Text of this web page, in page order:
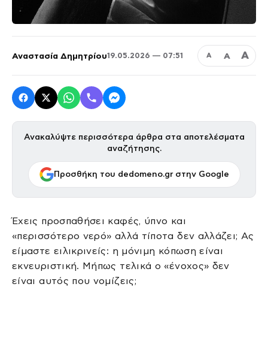
Αναστασία Δημητρίου19.05.2026 — 07:51 Α Α Α
Ανακαλύψτε περισσότερα άρθρα στα αποτελέσματα
αναζήτησης.
Προσθήκη του dedomeno.gr στην Google
Έχεις προσπαθήσει καφές, ύπνο και
«περισσότερο νερό» αλλά τίποτα δεν αλλάζει; Ας
είμαστε ειλικρινείς: η μόνιμη κόπωση είναι
εκνευριστική. Μήπως τελικά ο «ένοχος» δεν
είναι αυτός που νομίζεις;